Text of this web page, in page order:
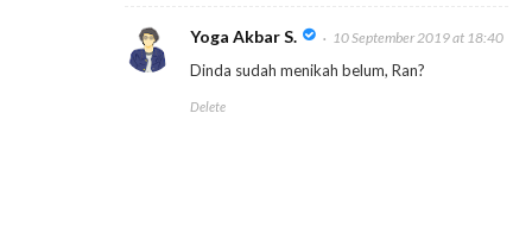
Yoga Akbar S. 10 September 2019 at 18:40
Dinda sudah menikah belum, Ran?
Delete